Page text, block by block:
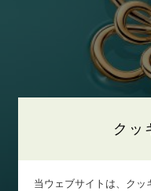
クッ
当ウェブサイトは、クッ